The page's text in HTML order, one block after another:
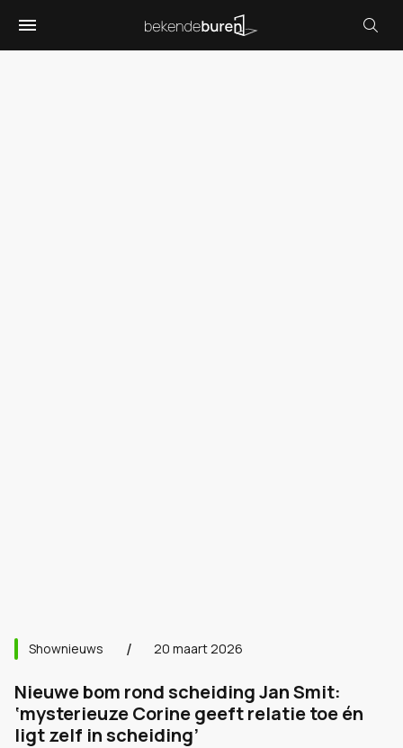
Shownieuws 20 maart 2026
Nieuwe bom rond scheiding Jan Smit:
‘mysterieuze Corine geeft relatie toe én
ligt zelf in scheiding’